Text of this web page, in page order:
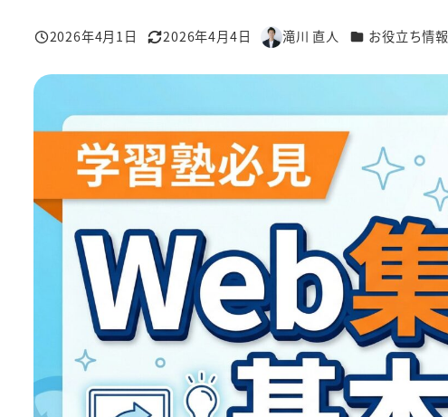
投稿日
2026年4月1日
更新日
2026年4月4日
著
滝川 直人 カテゴリー
お役立ち情報